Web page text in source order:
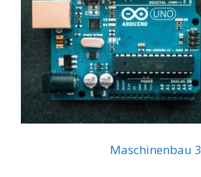
Maschinenbau 3